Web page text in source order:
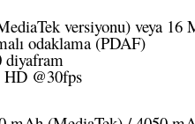
versiyonu) veya 16
odaklama (PDAF)
diyafram
@30fps